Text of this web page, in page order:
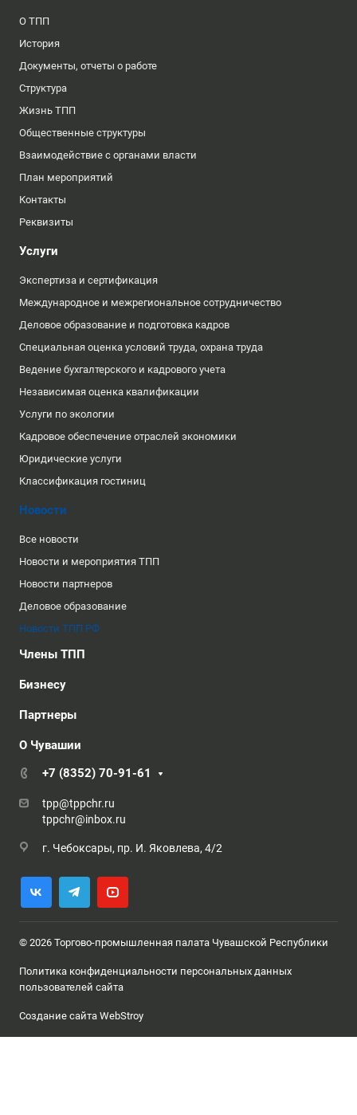
О ТПП
История
Документы, отчеты о работе
Структура
Жизнь ТПП
Общественные структуры
Взаимодействие с органами власти
План мероприятий
Контакты
Реквизиты
Услуги
Экспертиза и сертификация
Международное и межрегиональное сотрудничество
Деловое образование и подготовка кадров
Специальная оценка условий труда, охрана труда
Ведение бухгалтерского и кадрового учета
Независимая оценка квалификации
Услуги по экологии
Кадровое обеспечение отраслей экономики
Юридические услуги
Классификация гостиниц
Новости
Все новости
Новости и мероприятия ТПП
Новости партнеров
Деловое образование
Новости ТПП РФ
Члены ТПП
Бизнесу
Партнеры
О Чувашии
+7 (8352) 70-91-61
tpp@tppchr.ru
tppchr@inbox.ru
г. Чебоксары, пр. И. Яковлева, 4/2
© 2026 Торгово-промышленная палата Чувашской Республики
Политика конфиденциальности персональных данных
пользователей сайта
Создание сайта WebStroy